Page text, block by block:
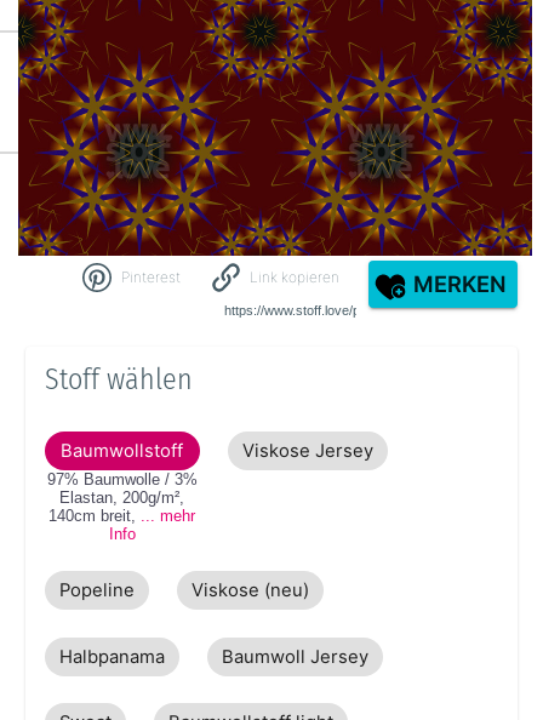
Pinterest Link kopieren MERKEN
Stoff wählen
Baumwollstoff
97% Baumwolle / 3%
Elastan 200g/m²
140cm breit
... mehr
Info
Viskose Jersey
Popeline Viskose (neu)
Halbpanama Baumwoll Jersey